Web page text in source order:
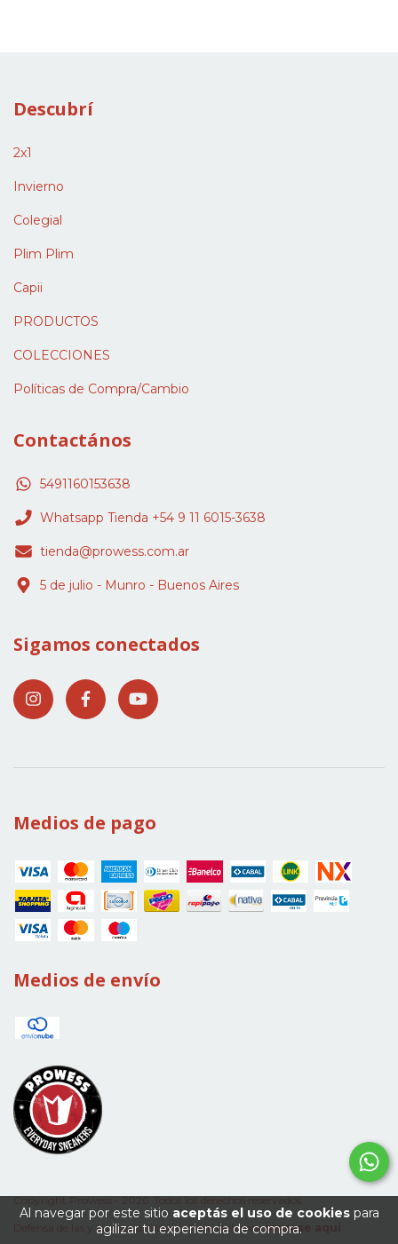
Al navegar por este sitio aceptás el uso de cookiespara
agilizar tu experiencia de compra.
Descubrí
2x1
Invierno
Colegial
Plim Plim
Capii
PRODUCTOS
COLECCIONES
Políticas de Compra/Cambio
Contactános
5491160153638
Whatsapp Tienda +54 9 11 6015-3638
tienda@prowess.com.ar
5 de julio - Munro - Buenos Aires
Sigamos conectados
Medios de pago
Medios de envío
Copyright Prowess - 2026. Todos los derechos reservados.
Defensa de las y los consumidores. Para reclamosingrese aquí